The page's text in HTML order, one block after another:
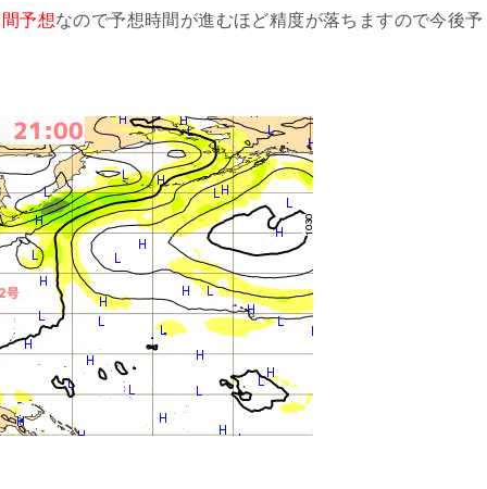
予想なので予想時間が進むほど精度が落ちますので今後予